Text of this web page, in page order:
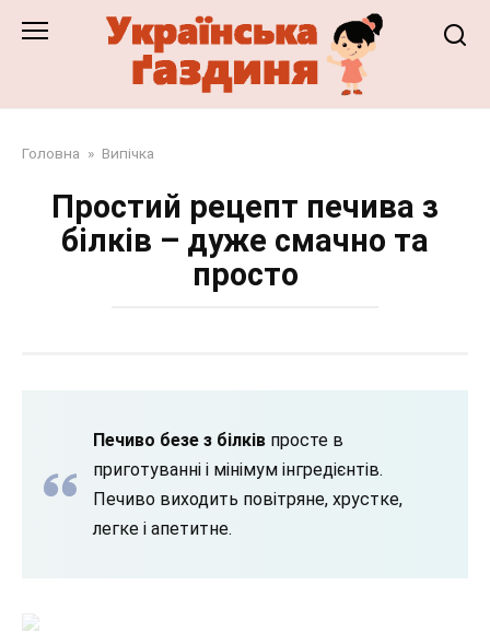
Головна » Випічка
Простий рецепт печива з
білків – дуже смачно та
просто
Печиво безе з білків просте в
приготуванні і мінімум інгредієнтів.
Печиво виходить повітряне, хрустке,
легке і апетитне.